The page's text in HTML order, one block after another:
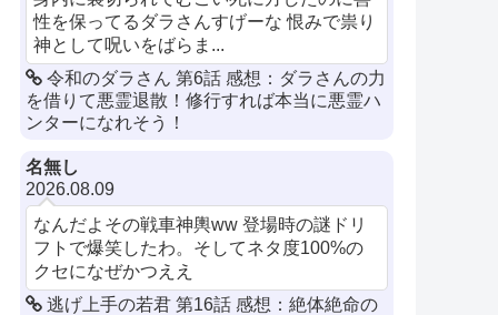
性を保ってるダラさんすげーな 恨みで祟り
神として呪いをばらま...
令和のダラさん 第6話 感想：ダラさんの力
を借りて悪霊退散！修行すれば本当に悪霊ハ
ンターになれそう！
名無し
2026.08.09
なんだよその戦車神輿ww 登場時の謎ドリ
フトで爆笑したわ。そしてネタ度100%の
クセになぜかつええ
逃げ上手の若君 第16話 感想：絶体絶命の